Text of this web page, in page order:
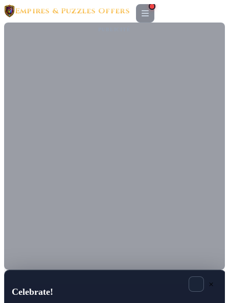
Empires & Puzzles Offers
Celebrate!
×